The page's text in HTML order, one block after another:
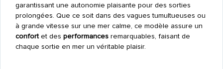
garantissant une autonomie plaisante pour des sorties
prolongées. Que ce soit dans des vagues tumultueuses ou
à grande vitesse sur une mer calme, ce modèle assure un
confortet des performancesremarquables, faisant de
chaque sortie en mer un véritable plaisir.